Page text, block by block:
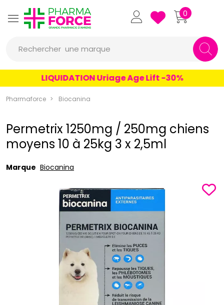
Pharmaforce Grande Pharmacie
0
Rechercher une marque
un conseil
un produit
LIQUIDATION Uriage Age Lift -30%
Pharmaforce Biocanina
Permetrix 1250mg / 250mg chiens
moyens 10 à 25kg 3 x 2,5ml
Marque Biocanina